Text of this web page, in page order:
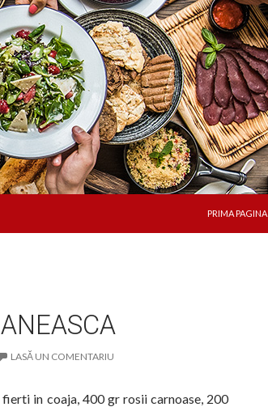
PRIMA PAGINA
LASĂ UN COMENTARIU
in coaja, 400 gr rosii carnoase, 200